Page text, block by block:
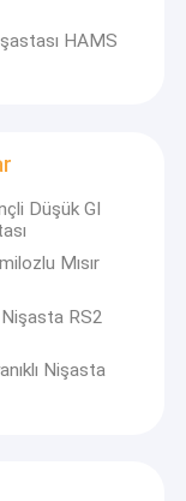
HAMS
Düşük GI
Mısır
RS2
Nişasta